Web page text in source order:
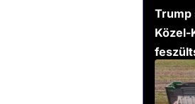
Trump
Közel-